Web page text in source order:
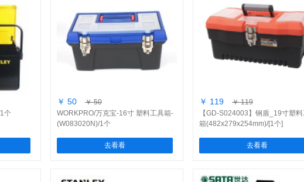
个
￥ 50
￥ 50
WORKPRO/万克宝-16寸 塑料工具箱-
(W083020N)/1个
去看看
￥ 119
￥ 119
【GD-S024003】钢盾_19寸塑
箱(482x279x254mm)/[1个]
去看看